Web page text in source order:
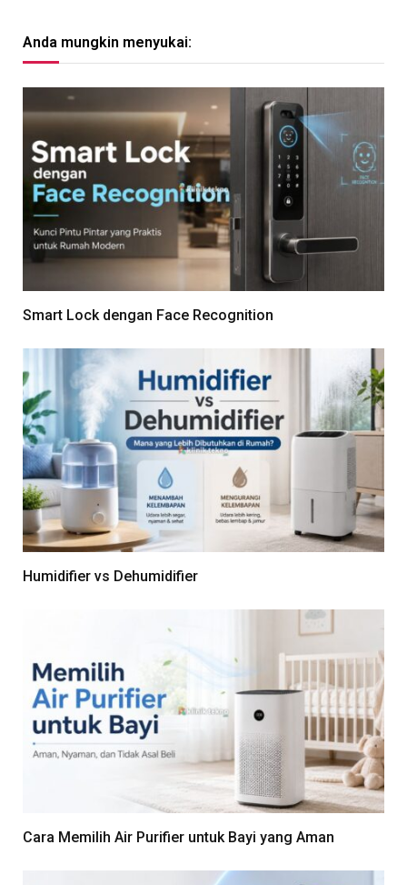
Anda mungkin menyukai:
Smart Lock dengan Face Recognition
Humidifier vs Dehumidifier
Cara Memilih Air Purifier untuk Bayi yang Aman